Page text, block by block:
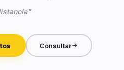
Consultar